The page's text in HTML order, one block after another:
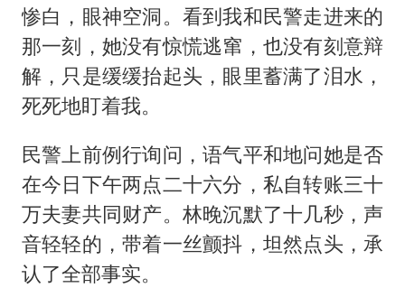
惨白，眼神空洞。看到我和民警走进来的
那一刻，她没有惊慌逃窜，也没有刻意辩
解，只是缓缓抬起头，眼里蓄满了泪水，
死死地盯着我。
民警上前例行询问，语气平和地问她是否
在今日下午两点二十六分，私自转账三十
万夫妻共同财产。林晚沉默了十几秒，声
音轻轻的，带着一丝颤抖，坦然点头，承
认了全部事实。